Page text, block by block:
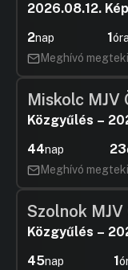
2026.08.12.
2nap 1óra
Meghívó
Miskolc MJV
Közgyűlés –
44nap 23
Meghívó
Szolnok
Közgyűlés –
45nap 1